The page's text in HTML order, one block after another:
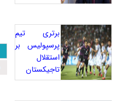
برتری تیم
پرسپولیس بر
استقلال
تاجیکستان